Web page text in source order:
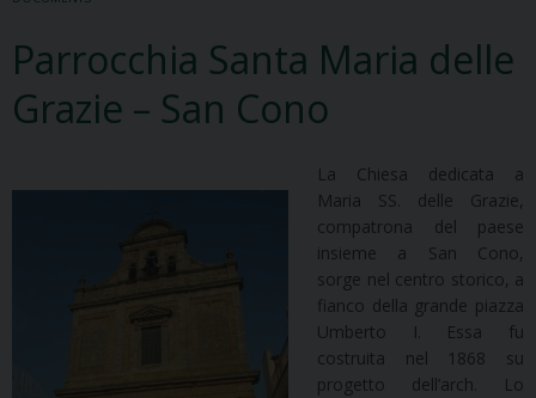
Parrocchia Santa Maria delle
Grazie – San Cono
La Chiesa dedicata a
Maria SS. delle Grazie,
compatrona del paese
insieme a San Cono,
sorge nel centro storico, a
fianco della grande piazza
Umberto I. Essa fu
costruita nel 1868 su
progetto dell’arch. Lo